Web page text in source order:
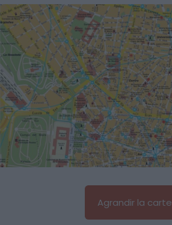
Agrandir la carte